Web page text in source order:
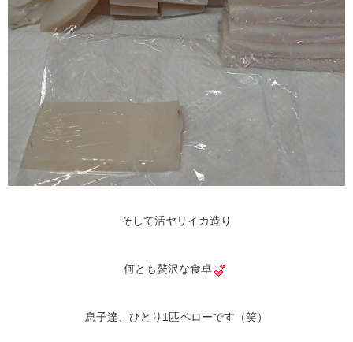
そして活ヤリイカ造り
何とも贅沢な食卓
息子達、ひとり1匹ペローです（笑）